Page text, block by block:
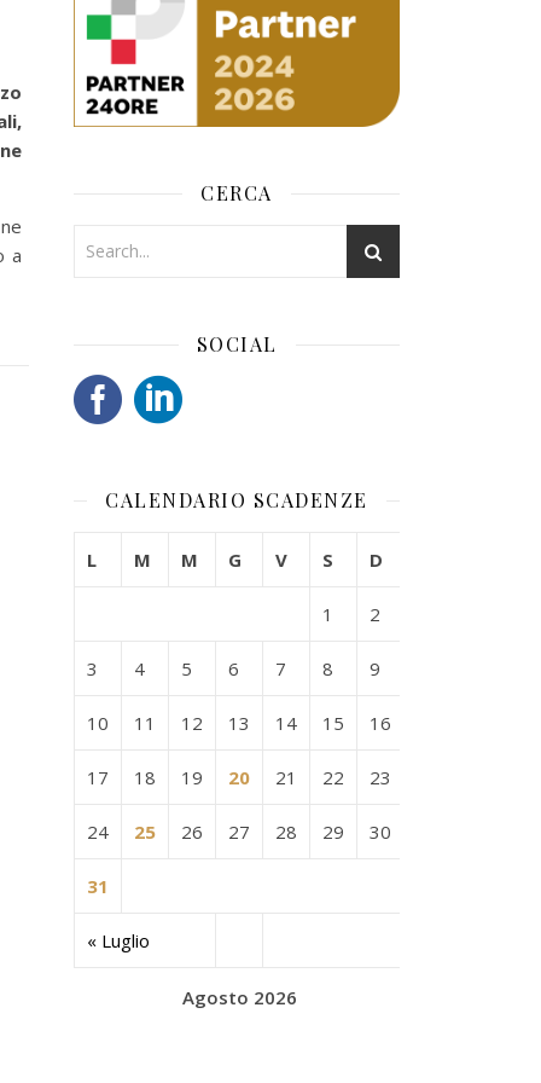
a
CERCA
SOCIAL
CALENDARIO SCADENZE
Agosto 2026
L M M G V S D
« Luglio
1 2
3 4 5 6 7 8 9
10 11 12 13 14 15 16
17 18 19 20 21 22 23
24 25 26 27 28 29 30
31